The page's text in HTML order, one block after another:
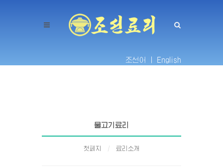
조선어 | English
물고기료리
첫페지 료리소개